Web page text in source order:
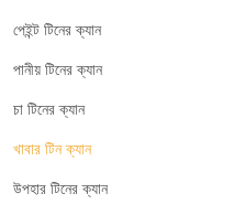
পেইন্ট টিনের ক্যান
পানীয় টিনের ক্যান
চা টিনের ক্যান
খাবার টিন ক্যান
উপহার টিনের ক্যান